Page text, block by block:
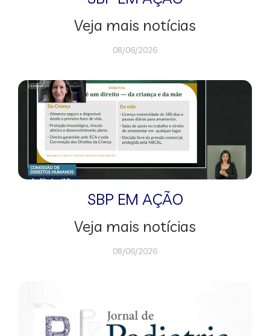
Veja mais notícias
08/06/2026
SBP EM AÇÃO
Veja mais notícias
08/06/2026